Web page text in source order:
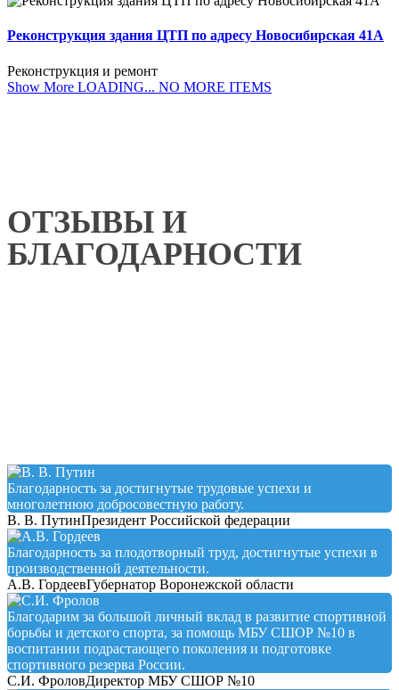
Реконструкция здания ЦТП по адресу Новосибирская 41А
Реконструкция и ремонт
Show More LOADING... NO MORE ITEMS
ОТЗЫВЫ И
БЛАГОДАРНОСТИ
Благодарность за достигнутые трудовые успехи и
многолетнюю добросовестную работу.
В. В. ПутинПрезидент Российской федерации
Благодарность за плодотворный труд, достигнутые успехи в
производственной деятельности.
А.В. ГордеевГубернатор Воронежской области
Благодарим за большой личный вклад в развитие спортивной
борьбы и детского спорта, за помощь МБУ СШОР №10 в
воспитании подрастающего поколения и подготовке
спортивного резерва России.
С.И. ФроловДиректор МБУ СШОР №10